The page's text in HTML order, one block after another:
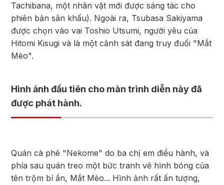
Tachibana, một nhân vật mới được sáng tác cho
phiên bản sân khấu). Ngoài ra, Tsubasa Sakiyama
được chọn vào vai Toshio Utsumi, người yêu của
Hitomi Kisugi và là một cảnh sát đang truy đuổi "Mắt
Mèo".
Hình ảnh đầu tiên cho màn trình diễn này đã
được phát hành.
Quán cà phê "Nekome" do ba chị em điều hành, và
phía sau quán treo một bức tranh vẽ hình bóng của
tên trộm bí ẩn, Mắt Mèo... Hình ảnh rất ấn tượng,